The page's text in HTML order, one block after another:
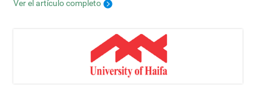
Ver el artículo completo